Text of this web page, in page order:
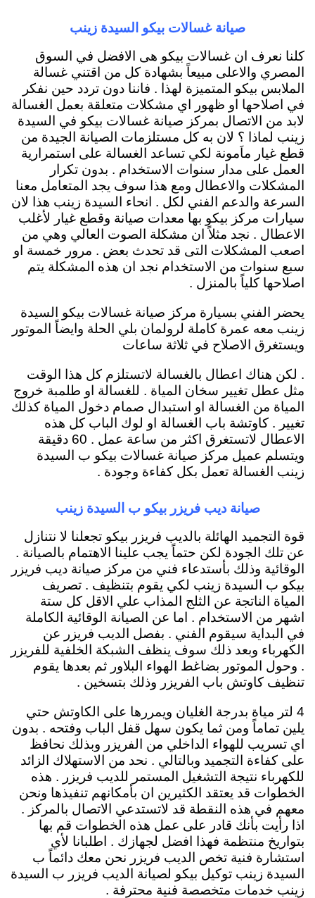
صيانة غسالات بيكو السيدة زينب
كلنا نعرف ان غسالات بيكو هى الافضل في السوق
المصري والاعلى مبيعاً بشهادة كل من اقتني غسالة
الملابس بيكو المتميزة لهذا . فاننا دون تردد حين نفكر
في اصلاحها او ظهور اي مشكلات متعلقة بعمل الغسالة
لابد من الاتصال بمركز صيانة غسالات بيكو في السيدة
زينب لماذا ؟ لان به كل مستلزمات الصيانة الجيدة من
قطع غيار ماَمونة لكي تساعد الغسالة على استمرارية
العمل على مدار سنوات الاستخدام . بدون تكرار
المشكلات والاعطال ومع هذا سوف يجد المتعامل معنا
السرعة والدعم الفني لكل . انحاء السيدة زينب هذا لان
سيارات مركز بيكو بها معدات صيانة وقطع غيار لأغلب
الاعطال . نجد مثلاً ان مشكلة الصوت العالي وهي من
اصعب المشكلات التى قد تحدث بعض . مرور خمسة او
سبع سنوات من الاستخدام نجد ان هذه المشكلة يتم
اصلاحها كلياً بالمنزل .
يحضر الفني بسيارة مركز صيانة غسالات بيكو السيدة
زينب معه عمرة كاملة لرولمان بلي الحلة وايضاً الموتور
ويستغرق الاصلاح في ثلاثة ساعات
. لكن هناك اعطال بالغسالة لاتستلزم كل هذا الوقت
مثل عطل تغيير سخان المياة . للغسالة او طلمبة خروج
المياة من الغسالة او استبدال صمام دخول المياة كذلك
تغيير . كاوتشة باب الغسالة او لوك الباب كل هذه
الاعطال لاتستغرق اكثر من ساعة عمل . 60 دقيقة
ويتسلم عميل مركز صيانة غسالات بيكو ب السيدة
زينب الغسالة تعمل بكل كفاءة وجودة .
صيانة ديب فريزر بيكو ب السيدة زينب
قوة التجميد الهائلة بالديب فريزر بيكو تجعلنا لا نتنازل
عن تلك الجودة لكن حتماً يجب علينا الاهتمام بالصيانة .
الوقائية وذلك بأستدعاء فني من مركز صيانة ديب فريزر
بيكو ب السيدة زينب لكي يقوم بتنظيف . تصريف
المياة الناتجة عن الثلج المذاب علي الاقل كل ستة
اشهر من الاستخدام . اما عن الصيانة الوقائية الكاملة
في البداية سيقوم الفني . بفصل الديب فريزر عن
الكهرباء وبعد ذلك سوف ينظف الشبكة الخلفية للفريزر
. وحول الموتور بضاغط الهواء البلاور ثم بعدها يقوم
تنظيف كاوتش باب الفريزر وذلك بتسخين .
4 لتر مياة بدرجة الغليان ويمررها على الكاوتش حتي
يلين تماماً ومن ثما يكون سهل قفل الباب وفتحه . بدون
اي تسريب للهواء الداخلي من الفريزر وبذلك نحافظ
على كفاءة التجميد وبالتالي . نحد من الاستهلاك الزائد
للكهرباء نتيجة التشغيل المستمر للديب فريزر . هذه
الخطوات قد يعتقد الكثيرين ان بأمكانهم تنفيذها ونحن
معهم في هذه النقطة قد لاتستدعي الاتصال بالمركز .
اذا رأيت بأنك قادر على عمل هذه الخطوات قم بها
بتواريخ منتظمة فهذا افضل لجهازك . اطلبانا لأي
استشارة فنية تخص الديب فريزر نحن معك دائماً ب
السيدة زينب توكيل بيكو لصيانة الديب فريزر ب السيدة
زينب خدمات متخصصة فنية محترفة .